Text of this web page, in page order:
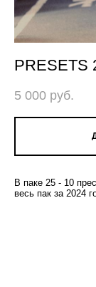
PRESETS
5 000 pуб.
В паке 25 - 10
весь пак за 2024